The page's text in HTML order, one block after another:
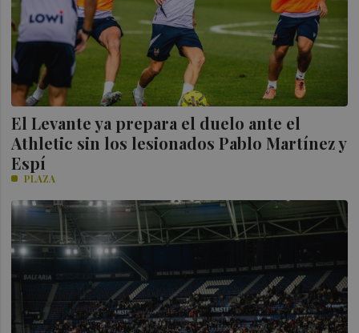
El Levante ya prepara el duelo ante el
Athletic sin los lesionados Pablo Martínez y
Espí
PLAZA